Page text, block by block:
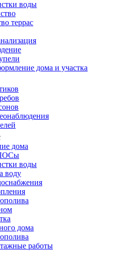
воды
террас
дома и участка
дома
воды
воду
дома
работы